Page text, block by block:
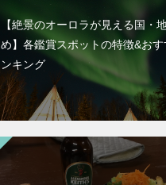
【絶景のオーロラが見える国・
め】各鑑賞スポットの特徴&おす
ンキング